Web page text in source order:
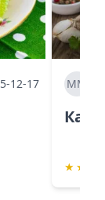
12-17 ММ
★ ★